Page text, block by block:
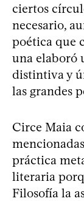
ciertos
necesario,
poética que
una elaboró
distintiva y
las grandes
Circe Maia
práctica
literaria
Filosofía la